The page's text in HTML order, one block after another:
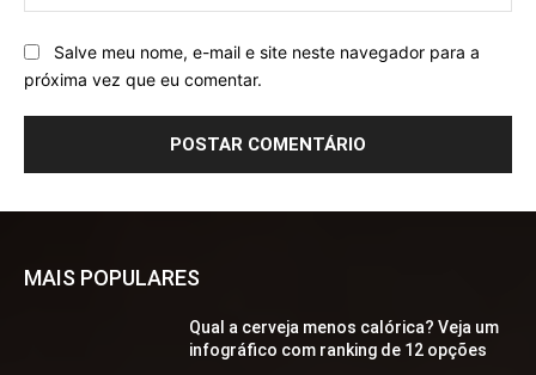
Salve meu nome, e-mail e site neste navegador para a
próxima vez que eu comentar.
MAIS POPULARES
Qual a cerveja menos calórica? Veja um
infográfico com ranking de 12 opções